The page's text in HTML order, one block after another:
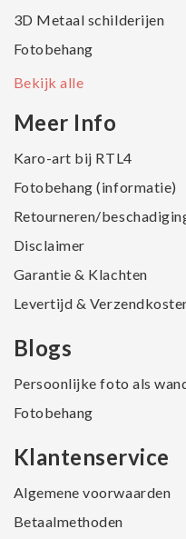
3D Metaal schilderijen
Fotobehang
Bekijk alle
Meer Info
Karo-art bij RTL4
Fotobehang (informatie)
Retourneren/
Disclaimer
Garantie & Klachten
Levertijd &
Blogs
Persoonlijke foto als
Fotobehang
Klantenservice
Algemene voorwaarden
Betaalmethoden